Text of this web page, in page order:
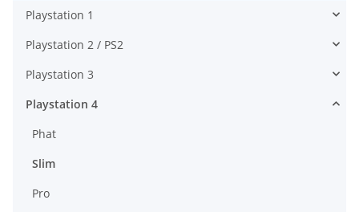
Playstation 1
Playstation 2 / PS2
Playstation 3
Playstation 4
Phat
Slim
Pro